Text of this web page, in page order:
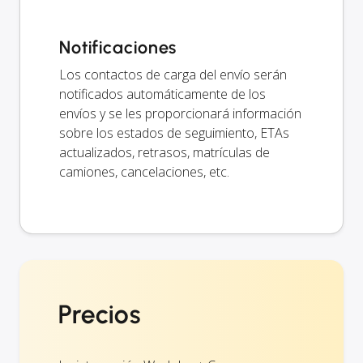
Notificaciones
Los contactos de carga del envío serán
notificados automáticamente de los
envíos y se les proporcionará información
sobre los estados de seguimiento, ETAs
actualizados, retrasos, matrículas de
camiones, cancelaciones, etc.
Precios